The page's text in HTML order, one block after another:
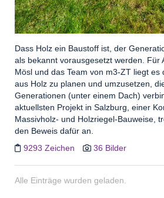
Dass Holz ein Baustoff ist, der
als bekannt vorausgesetzt werden. Für
Mösl und das Team von m3-ZT liegt es
aus Holz zu planen und umzusetzen,
Generationen (unter einem Dach)
aktuellsten Projekt in Salzburg, einer
Massivholz- und Holzriegel-Bauweise,
den Beweis dafür an.
9293 Zeichen
36 Bilder
Alle Einträge wurden geladen.